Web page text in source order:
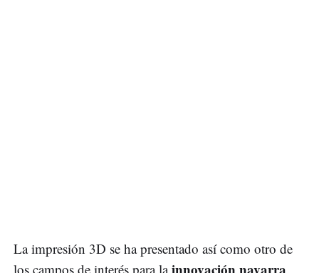
La impresión 3D se ha presentado así como otro de
los campos de interés para lainnovación navarra.